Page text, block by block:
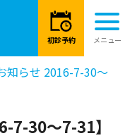
知らせ 2016-7-30～
7-30～7-31】